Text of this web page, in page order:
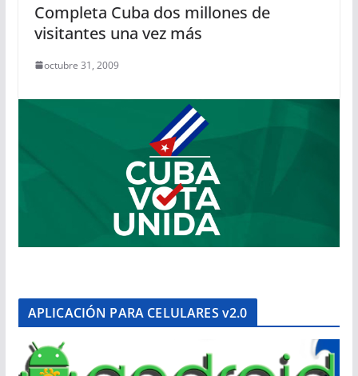
Completa Cuba dos millones de
visitantes una vez más
octubre 31, 2009
APLICACIÓN PARA CELULARES v2.0